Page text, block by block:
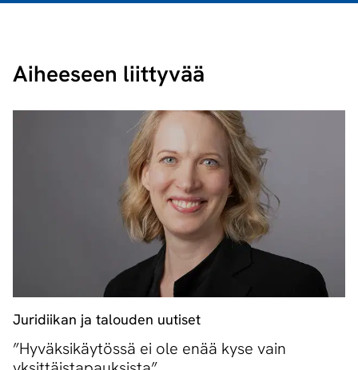
Aiheeseen liittyvää
Juridiikan ja talouden uutiset
”Hyväksikäytössä ei ole enää kyse vain